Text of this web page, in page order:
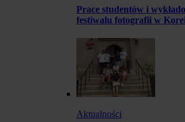
Prace studentów i
festiwalu fotografii w
Aktualności